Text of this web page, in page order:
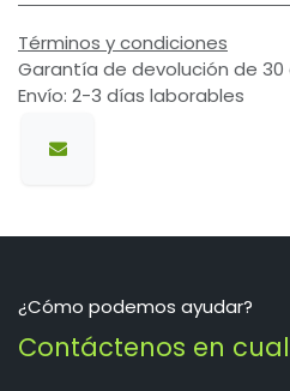
Términos y condiciones
Garantía de devolución de 30
Envío: 2-3 días laborables
¿Cómo podemos ayudar?
Contáctenos en